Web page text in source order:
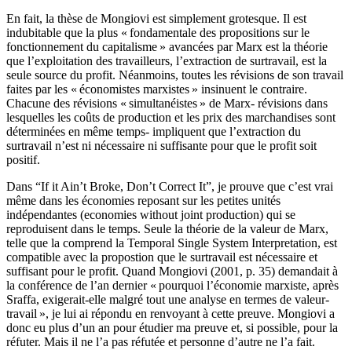
En fait, la thèse de Mongiovi est simplement grotesque. Il est
indubitable que la plus « fondamentale des propositions sur le
fonctionnement du capitalisme » avancées par Marx est la théorie
que l’exploitation des travailleurs, l’extraction de surtravail, est la
seule source du profit. Néanmoins, toutes les révisions de son travail
faites par les « économistes marxistes » insinuent le contraire.
Chacune des révisions « simultanéistes » de Marx- révisions dans
lesquelles les coûts de production et les prix des marchandises sont
déterminées en même temps- impliquent que l’extraction du
surtravail n’est ni nécessaire ni suffisante pour que le profit soit
positif.
Dans “If it Ain’t Broke, Don’t Correct It”, je prouve que c’est vrai
même dans les économies reposant sur les petites unités
indépendantes (economies without joint production) qui se
reproduisent dans le temps. Seule la théorie de la valeur de Marx,
telle que la comprend la Temporal Single System Interpretation, est
compatible avec la propostion que le surtravail est nécessaire et
suffisant pour le profit. Quand Mongiovi (2001, p. 35) demandait à
la conférence de l’an dernier « pourquoi l’économie marxiste, après
Sraffa, exigerait-elle malgré tout une analyse en termes de valeur-
travail », je lui ai répondu en renvoyant à cette preuve. Mongiovi a
donc eu plus d’un an pour étudier ma preuve et, si possible, pour la
réfuter. Mais il ne l’a pas réfutée et personne d’autre ne l’a fait.